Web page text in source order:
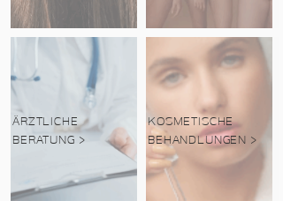
ÄRZTLICHE
BERATUNG >
KOSMETISCHE
BEHANDLUNGEN >